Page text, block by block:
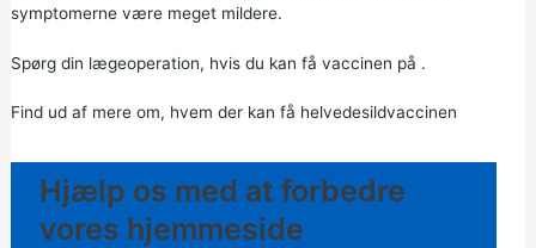
symptomerne være meget mildere.
Spørg din lægeoperation, hvis du kan få vaccinen på .
Find ud af mere om, hvem der kan få helvedesildvaccinen
Hjælp os med at forbedre
vores hjemmeside